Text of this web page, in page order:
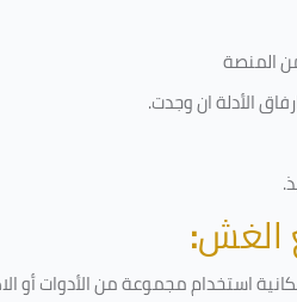
المنصة
الأدلة ان وجدت.
.
الغش:
استخدام مجموعة من الأدوات أو